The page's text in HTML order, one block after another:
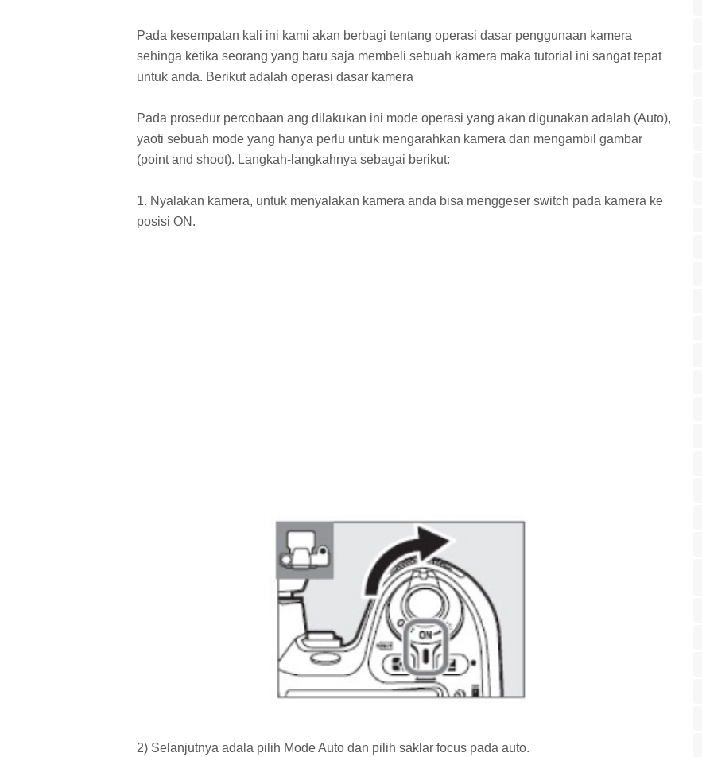
Pada kesempatan kali ini kami akan berbagi tentang operasi dasar penggunaan kamera
sehinga ketika seorang yang baru saja membeli sebuah kamera maka tutorial ini sangat tepat
untuk anda. Berikut adalah operasi dasar kamera
Pada prosedur percobaan ang dilakukan ini mode operasi yang akan digunakan adalah (Auto),
yaoti sebuah mode yang hanya perlu untuk mengarahkan kamera dan mengambil gambar
(point and shoot). Langkah-langkahnya sebagai berikut:
1. Nyalakan kamera, untuk menyalakan kamera anda bisa menggeser switch pada kamera ke
posisi ON.
2) Selanjutnya adala pilih Mode Auto dan pilih saklar focus pada auto.